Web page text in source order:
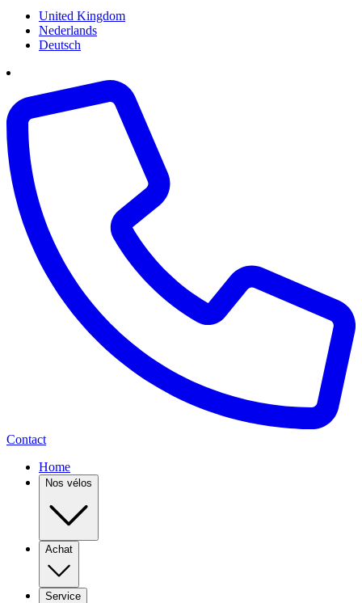
United Kingdom
Nederlands
Deutsch
Contact
Home
Nos vélos
Achat
Service